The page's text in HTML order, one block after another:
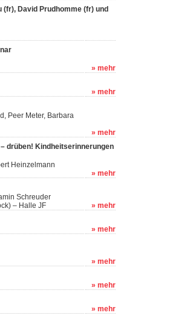
David Prudhomme (fr) und
» mehr
» mehr
Peer Meter, Barbara
» mehr
drüben! Kindheitserinnerungen
Heinzelmann
» mehr
Schreuder
– Halle JF
» mehr
» mehr
» mehr
» mehr
» mehr